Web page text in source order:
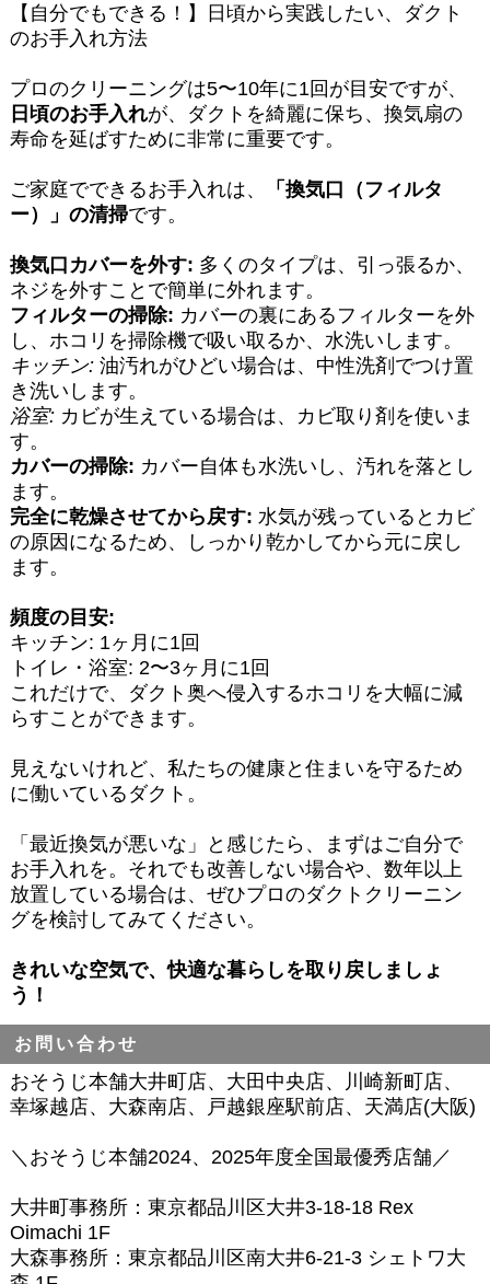
【自分でもできる！】日頃から実践したい、ダクト
のお手入れ方法
プロのクリーニングは5〜10年に1回が目安ですが、
日頃のお手入れが、ダクトを綺麗に保ち、換気扇の
寿命を延ばすために非常に重要です。
ご家庭でできるお手入れは、
「換気口（フィルタ
ー）」の清掃です。
換気口カバーを外す: 多くのタイプは、引っ張るか、
ネジを外すことで簡単に外れます。
フィルターの掃除: カバーの裏にあるフィルターを外
し、ホコリを掃除機で吸い取るか、水洗いします。
キッチン:油汚れがひどい場合は、中性洗剤でつけ置
き洗いします。
浴室:カビが生えている場合は、カビ取り剤を使いま
す。
カバーの掃除: カバー自体も水洗いし、汚れを落とし
ます。
完全に乾燥させてから戻す: 水気が残っているとカビ
の原因になるため、しっかり乾かしてから元に戻し
ます。
頻度の目安:
キッチン: 1ヶ月に1回
トイレ・浴室: 2〜3ヶ月に1回
これだけで、ダクト奥へ侵入するホコリを大幅に減
らすことができます。
見えないけれど、私たちの健康と住まいを守るため
に働いているダクト。
「最近換気が悪いな」と感じたら、まずはご自分で
お手入れを。それでも改善しない場合や、数年以上
放置している場合は、ぜひプロのダクトクリーニン
グを検討してみてください。
きれいな空気で、快適な暮らしを取り戻しましょ
う！
お問い合わせ
おそうじ本舗大井町店、大田中央店、川崎新町店、
幸塚越店、大森南店、戸越銀座駅前店、天満店(大阪)
＼おそうじ本舗2024、2025年度全国最優秀店舗／
大井町事務所：東京都品川区大井3-18-18 Rex
Oimachi 1F
大森事務所：東京都品川区南大井6-21-3 シェトワ大